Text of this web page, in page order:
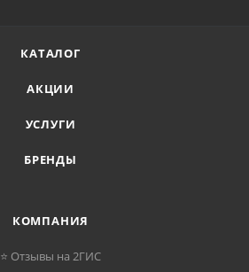
КАТАЛОГ
АКЦИИ
УСЛУГИ
БРЕНДЫ
КОМПАНИЯ
⭐ Отзывы на 2ГИС